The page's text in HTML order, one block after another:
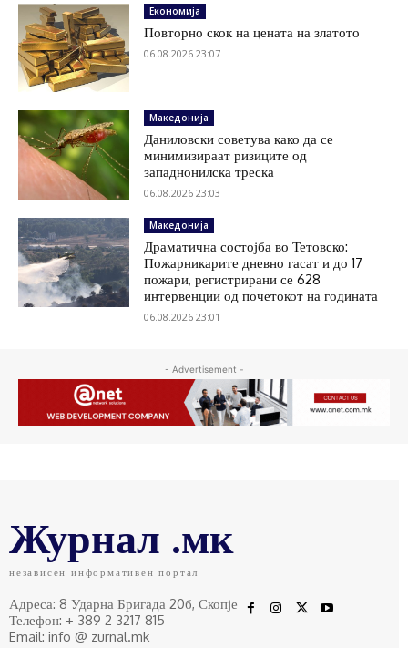
Економија
Повторно скок на цената на златото
06.08.2026 23:07
Македонија
Даниловски советува како да се
минимизираат ризиците од
западнонилска треска
06.08.2026 23:03
Македонија
Драматична состојба во Тетовско:
Пожарникарите дневно гасат и до 17
пожари, регистрирани се 628
интервенции од почетокот на годината
06.08.2026 23:01
- Advertisement -
Журнал .мк
независен информативен портал
Адреса: 8 Ударна Бригада 20б, Скопје
Телефон: + 389 2 3217 815
Email: info @ zurnal.mk